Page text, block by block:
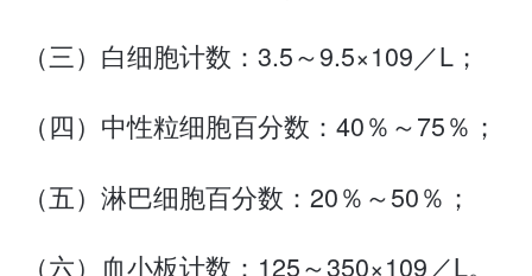
（三）白细胞计数：3.5～9.5×109／L；
（四）中性粒细胞百分数：40％～75％；
（五）淋巴细胞百分数：20％～50％；
（六）血小板计数：125～350×109／L。